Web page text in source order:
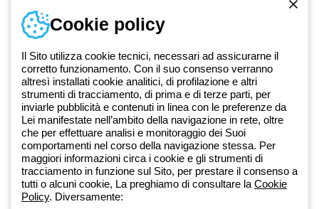
Dal 2025 Beghelli è parte del Gruppo GEWISS, all’interno
dell’ecosistema GEWISS LightZone, dove realizziamo soluzioni di
illuminazione integrate che trasformano la complessità in semplicità,
supportando professionisti e utenti finali nella realizzazione dei loro
bisogni.Scopri di più su GEWISS
Accedi o registrati
Formazione
Documentazione e software
Iscriviti alla newsletter
Cookie policy
Il Sito utilizza cookie tecnici, necessari ad assicurarne il
corretto funzionamento. Con il suo consenso verranno
altresì installati cookie analitici, di profilazione e altri
strumenti di tracciamento, di prima e di terze parti, per
inviarle pubblicità e contenuti in linea con le preferenze da
Lei manifestate nell’ambito della navigazione in rete, oltre
che per effettuare analisi e monitoraggio dei Suoi
comportamenti nel corso della navigazione stessa. Per
maggiori informazioni circa i cookie e gli strumenti di
tracciamento in funzione sul Sito, per prestare il consenso a
tutti o alcuni cookie, La preghiamo di consultare la Cookie
Policy. Diversamente: